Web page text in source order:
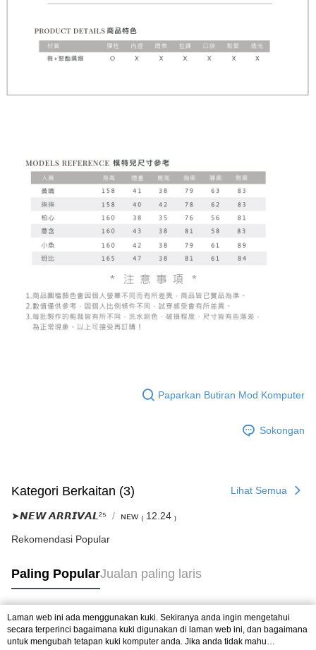
Paparkan Butiran Mod Komputer
Sokongan
Kategori Berkaitan (3) Lihat Semua
➤𝙉𝙀𝙒 𝘼𝙍𝙍𝙄𝙑𝘼𝙇²⁵ ɴᴇᴡ ₍ 12.24 ₎
Rekomendasi Popular
Paling PopularJualan paling laris
Tag Popular
Laman web ini ada menggunakan kuki. Sekiranya anda ingin mengetahui
secara terperinci bagaimana kuki digunakan di laman web ini, dan bagaimana
untuk mengubah tetapan kuki komputer anda. Jika anda tidak mahu